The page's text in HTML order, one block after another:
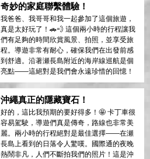
奇妙的家庭聯繫體驗！
我爸爸、我哥哥和我一起參加了這個旅遊，
真是太好玩了！🚗💨 這個兩小時的行程讓我
們有足夠的時間欣賞風景、拍照，並享受旅
程。導遊非常有耐心，確保我們在出發前感
到舒適。沿著瀬長島附近的海岸線巡航是個
亮點——這絕對是我們會永遠珍惜的回憶！
沖繩真正的隱藏寶石！
好的，這比我預期的要好得多！🤩 卡丁車很
容易駕駛，導遊們真是傳奇，路線也非常美
麗。兩小時的行程絕對是最佳選擇——在瀬
長島上看到的日落令人驚嘆。國際通的夜晚
熱鬧非凡，人們不斷拍我們的照片！這是沖